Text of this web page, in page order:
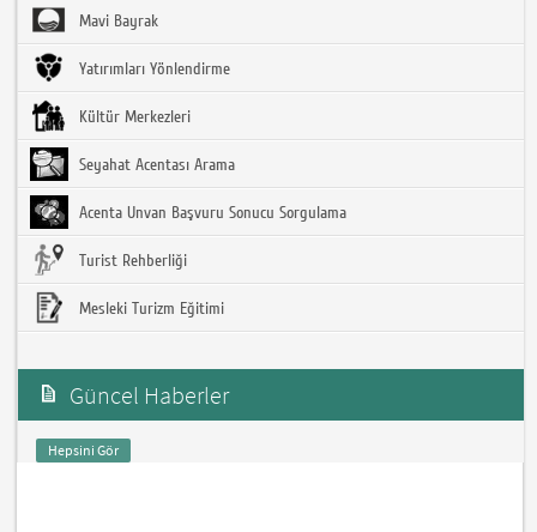
Mavi Bayrak
Yatırımları Yönlendirme
Kültür Merkezleri
Seyahat Acentası Arama
Acenta Unvan Başvuru Sonucu Sorgulama
Turist Rehberliği
Mesleki Turizm Eğitimi
Güncel Haberler
Hepsini Gör